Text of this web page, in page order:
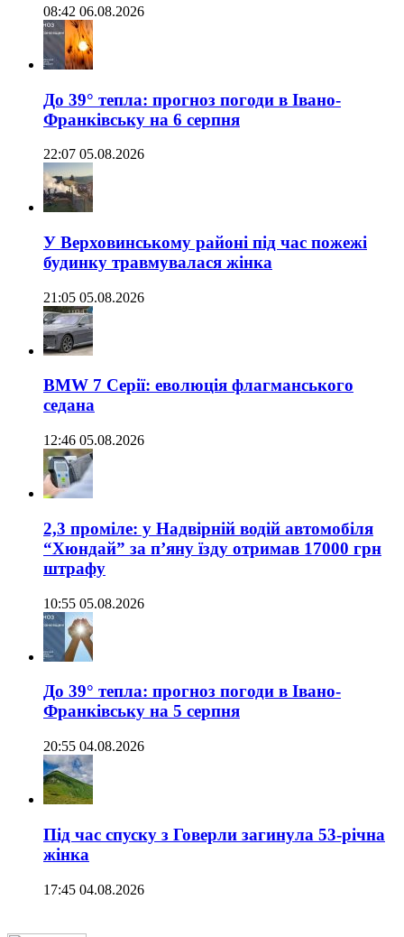
08:42 06.08.2026
До 39° тепла: прогноз погоди в Івано-
Франківську на 6 серпня
22:07 05.08.2026
У Верховинському районі під час пожежі
будинку травмувалася жінка
21:05 05.08.2026
BMW 7 Серії: еволюція флагманського
седана
12:46 05.08.2026
2,3 проміле: у Надвірній водій автомобіля
“Хюндай” за п’яну їзду отримав 17000 грн
штрафу
10:55 05.08.2026
До 39° тепла: прогноз погоди в Івано-
Франківську на 5 серпня
20:55 04.08.2026
Під час спуску з Говерли загинула 53-річна
жінка
17:45 04.08.2026